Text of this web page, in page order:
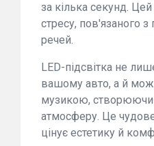
за кілька секунд.
стресу, пов'язаного
речей.
LED-підсвітка не
вашому авто, а й
музикою, створюючи
атмосферу. Це
цінує естетику й